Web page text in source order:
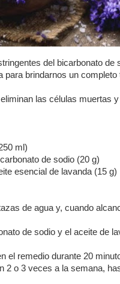
del bicarbonato
para brindarnos un
las células muertas
ml)
de sodio (20 g)
esencial de lavanda (15 g)
de agua y, cuando
de sodio y el aceite de
el remedio durante 20
2 o 3 veces a la semana,